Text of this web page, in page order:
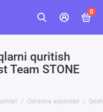
0
quritish
Team STONE
Oshxona anjomlari